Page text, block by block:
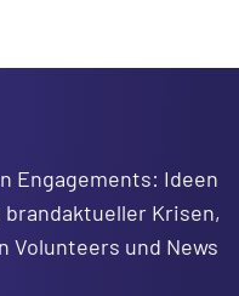
Engagements: Ideen
Krisen,
Volunteers und News